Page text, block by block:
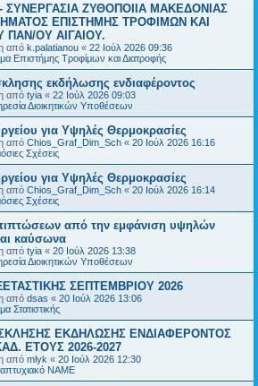
ΣΥΝΕΡΓΑΣΙΑ ΖΥΘΟΠΟΙΙΑ ΜΑΚΕΔΟΝΙΑΣ
ΕΠΙΣΤΗΜΗΣ ΤΡΟΦΙΜΩΝ ΚΑΙ
ΠΑΝ/ΟΥ ΑΙΓΑΙΟΥ.
από k.palatianou « 22 Ιούλ 2026 09:36
Επιστήμης Τροφίμων και Διατροφής
εκδήλωσης ενδιαφέροντος
από tyia « 22 Ιούλ 2026 09:03
Διοικητικών Υποθέσεων
για Υψηλές Θερμοκρασίες
από Chios_Graf_Dim_Sch « 20 Ιούλ 2026 16:16
Σχέσεις
για Υψηλές Θερμοκρασίες
από Chios_Graf_Dim_Sch « 20 Ιούλ 2026 16:14
Σχέσεις
από την εμφάνιση υψηλών
καύσωνα
από tyia « 20 Ιούλ 2026 13:38
Διοικητικών Υποθέσεων
ΣΕΠΤΕΜΒΡΙΟΥ 2026
από dsas « 20 Ιούλ 2026 13:06
Στατιστικής
ΕΚΔΗΛΩΣΗΣ ΕΝΔΙΑΦΕΡΟΝΤΟΣ
ΕΤΟΥΣ 2026-2027
από mlyk « 20 Ιούλ 2026 12:30
ΝΑΜΕ